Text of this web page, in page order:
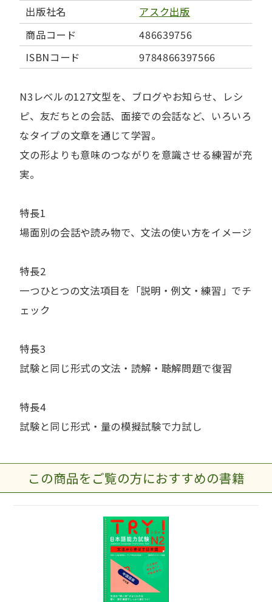
出版社名
アスク出版
商品コード
486639756
ISBNコード
9784866397566
N3レベルの127文型を、ブログやお知らせ、レシ
ピ、友だちとの会話、面接での会話など、いろいろ
なタイプの文章を通じて学習。
文の形よりも意味のつながりを意識させる練習が充
実。
特長1
場面別の会話や読み物で、文法の使い方をイメージ
特長2
一つひとつの文法項目を「説明・例文・練習」でチ
ェック
特長3
試験と同じ形式の文法・読解・聴解問題で復習
特長4
試験と同じ形式・量の模擬試験で力試し
この商品をご覧の方におすすめの書籍